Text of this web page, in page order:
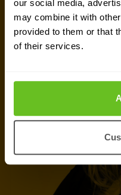
our social media,
may combine it with
provided to them or that
of their services.